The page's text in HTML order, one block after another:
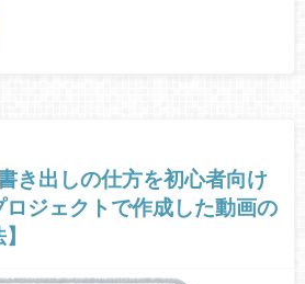
き出しの仕方を初心者向け
ジェクトで作成した動画の